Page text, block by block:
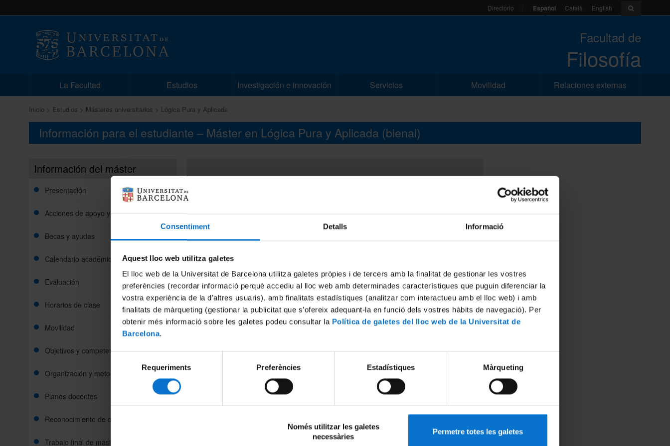
Consentiment Detalls Informació
Aquest lloc web utilitza galetes
El lloc web de la Universitat de Barcelona utilitza galetes pròpies i de tercers amb la finalitat de gestionar les vostres
preferències (recordar informació perquè accediu al lloc web amb determinades característiques que puguin diferenciar la
vostra experiència de la d’altres usuaris), amb finalitats estadístiques (analitzar com interactueu amb el lloc web) i amb
finalitats de màrqueting (gestionar la publicitat que s’ofereix adequant-la en funció dels vostres hàbits de navegació). Per
obtenir més informació sobre les galetes podeu consultar la Política de galetes del lloc web de la Universitat de
Barcelona.
consentiment
Requeriments Preferències Estadístiques Màrqueting
Només utilitzar les galetes
necessàries
Permetre totes les galetes
Directorio Español Català English
Facultad de
Filosofía
La Facultad Estudios Investigación e innovación Servicios Movilidad Relaciones externas
Inicio Estudios Másteres universitarios Lógica Pura y Aplicada
Información para el estudiante – Máster en Lógica Pura y Aplicada (bienal)
Información del máster
Presentación
Acciones de apoyo y orientación
Becas y ayudas
Calendario académico
Evaluación
Horarios de clase
Movilidad
Objetivos y competencias
Organización y metodología docente
Planes docentes
Reconocimiento de créditos
Trabajo final de máster